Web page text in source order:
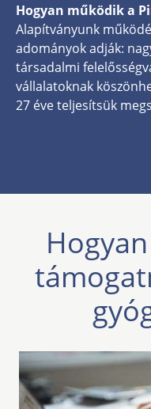
Hogyan működik a
Alapítványunk
adományok adják:
társadalmi
vállalatoknak
27 éve teljesítsük